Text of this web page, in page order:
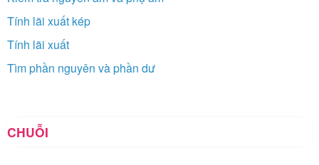
Tính lãi xuất kép
Tính lãi xuất
Tìm phần nguyên và phần dư
CHUỖI